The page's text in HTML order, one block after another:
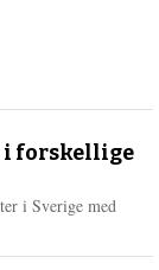
i forskellige
i Sverige med